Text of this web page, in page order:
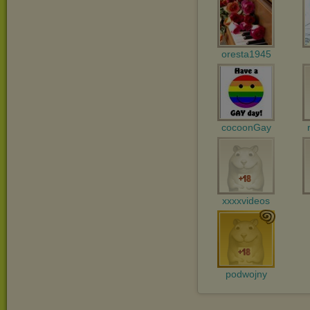
oresta1945
cocoonGay
xxxxvideos
podwojny